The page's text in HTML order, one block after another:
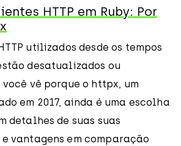
HTTP em Ruby: Por
utilizados desde os tempos
desatualizados ou
vê porque o httpx, um
em 2017, ainda é uma escolha
detalhes de suas suas
vantagens em comparação